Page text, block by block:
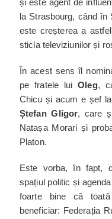
și este agent de
la Strasbourg, când în
este creșterea a
sticla televiziunilor și
În acest sens îl
pe fratele luiOleg,
Chicu și acum e șef
Ștefan Gligor, care
Natașa Morari și
Platon.
Este vorba, în fapt,
spațiul politic și
foarte bine că
beneficiar: Federația